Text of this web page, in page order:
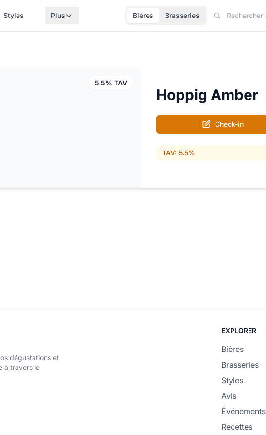
Styles Plus Bières Brasseries
5.5% TAV
Hoppig Amber
Check-in
TAV: 5.5%
dégustations et
à travers le
EXPLORER
Bières
Brasseries
Styles
Avis
Événements
Recettes